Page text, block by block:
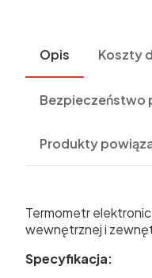
Opis Koszty
Bezpieczeństwo
Produkty
Termometr
wewnętrznej i
Specyfikacja: